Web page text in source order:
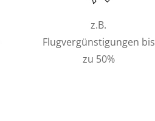
z.B.
Flugvergünstigungen bis
zu 50%